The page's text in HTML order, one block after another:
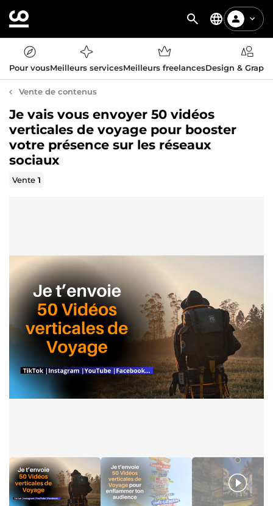
Pour vousMeilleurs servicesMeilleurs freelancesDesign &
Vente de contenus
Je vais vous envoyer 50 vidéos
verticales de voyage pour booster
votre présence sur les réseaux
sociaux
Vente1